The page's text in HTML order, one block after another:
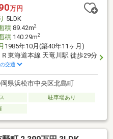
万円
5LDK
積89.42m2
積140.29m2
1985年10月(築40年11ヶ月)
Ｒ東海道本線 天竜川駅 徒歩29分
交通
県浜松市中央区北島町
駐車場あり